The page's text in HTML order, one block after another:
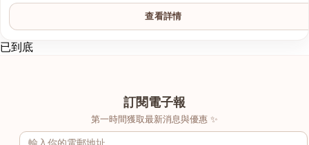
查看詳情
已到底
訂閱電子報
第一時間獲取最新消息與優惠 ✨